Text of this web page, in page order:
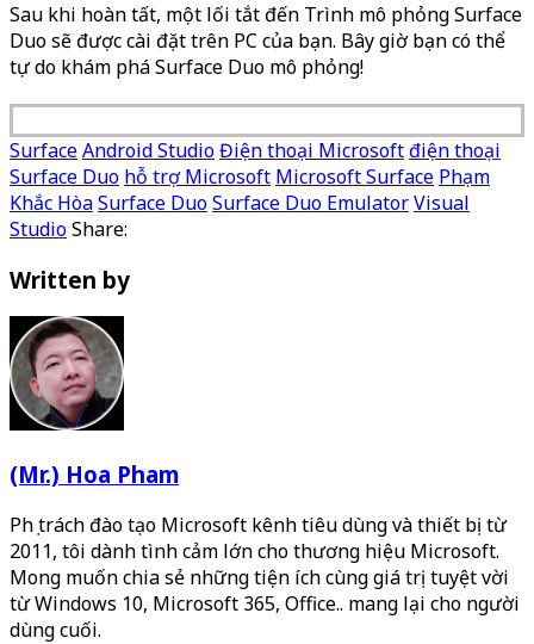
Sau khi hoàn tất, một lối tắt đến Trình mô phỏng Surface
Duo sẽ được cài đặt trên PC của bạn. Bây giờ bạn có thể
tự do khám phá Surface Duo mô phỏng!
SurfaceAndroid StudioĐiện thoại Microsoftđiện thoại
Surface Duo hỗ trợ Microsoft Microsoft Surface Phạm
Khắc HòaSurface DuoSurface Duo EmulatorVisual
StudioShare:
Written by
(Mr.) Hoa Pham
Phụ trách đào tạo Microsoft kênh tiêu dùng và thiết bị từ
2011, tôi dành tình cảm lớn cho thương hiệu Microsoft.
Mong muốn chia sẻ những tiện ích cùng giá trị tuyệt vời
từ Windows 10, Microsoft 365, Office.. mang lại cho người
dùng cuối.